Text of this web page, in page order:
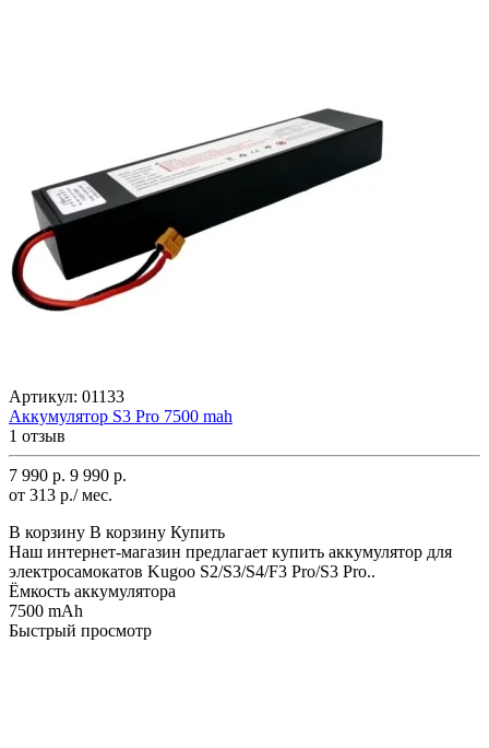
Артикул: 01133
Аккумулятор S3 Pro 7500 mah
1 отзыв
7 990 р. 9 990 р.
от 313 р./ мес.
В корзину В корзину Купить
Наш интернет-магазин предлагает купить аккумулятор для
электросамокатов Kugoo S2/S3/S4/F3 Pro/S3 Pro..
Ёмкость аккумулятора
7500 mAh
Быстрый просмотр